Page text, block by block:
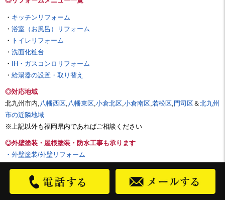
・ キッチンリフォーム
・ 浴室（お風呂）リフォーム
・ トイレリフォーム
・ 洗面化粧台
・ IH・ガスコンロリフォーム
・ 給湯器の設置・取り替え
◎対応地域
北九州市内,八幡西区,八幡東区,小倉北区,小倉南区,若松区, 門司区＆北九州
市の近隣地域
※上記以外も福岡県内であればご相談ください
◎外壁塗装・屋根塗装・防水工事も承ります
・外壁塗装/外壁リフォーム
・防水工事
◎お問い合わせは、お電話またはメールにて承ります！